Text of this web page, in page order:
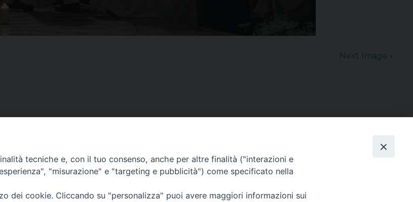
Next Image »
20 – 35141 Padova
via Valmarana, 20 – 35133 Padova
tecniche e, con il tuo consenso, anche per altre finalità ("interazioni e
"misurazione" e "targeting e pubblicità") come specificato nella
dei cookie. Cliccando su "personalizza" puoi avere maggiori informazioni sui